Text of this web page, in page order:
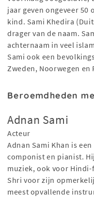
jaar geven ongeveer 50
kind. Sami Khedira
drager van de naam.
achternaam in veel
Sami ook een
Zweden, Noorwegen en
Beroemdheden
Adnan Sami
Acteur
Adnan Sami Khan is
componist en pianist.
muziek, ook voor
Shri voor zijn
meest opvallende